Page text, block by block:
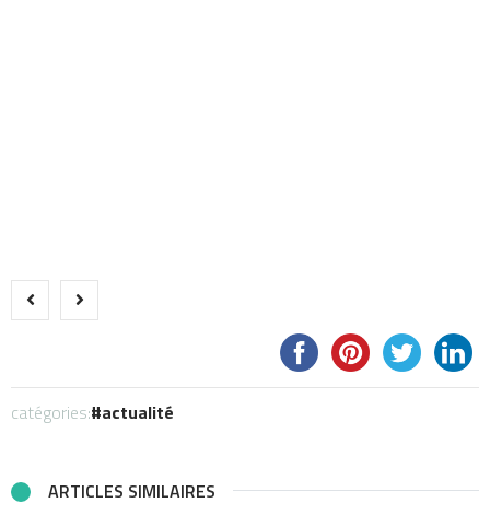
catégories: actualité
ARTICLES SIMILAIRES